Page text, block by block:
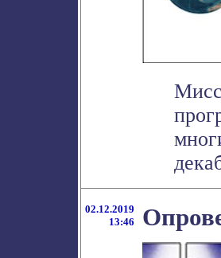
02.12.2019
13:46